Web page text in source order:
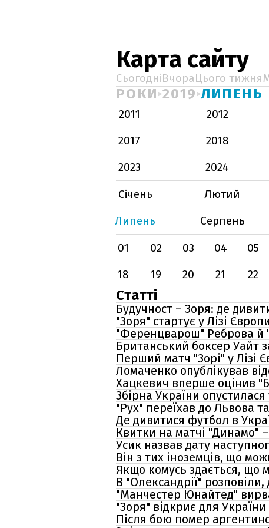
Карта сайту
СьогодніВчораЦього тижня
РОКИ 2019 ЛИПЕНЬ
2011 2012
2017
2018
2023
2024
Січень
Лютий
Липень
Серпень
01
02 03 04 05
18
19 20 21 22
Статті
Будучност – Зоря: де
"Зоря" стартує у Лізі
"Ференцварош" Реброва й
Британський боксер Уайт
Перший матч "Зорі" у Лізі
Ломаченко опублікував
Хацкевич вперше оцінив
Збірна України
"Рух" переїхав до Львова
Де дивитися футбол в
Квитки на матчі "Динамо"
Усик назвав дату
Він з тих іноземців, що
Якщо комусь здається, що
В "Олександрії"
"Манчестер Юнайтед"
"Зоря" відкриє для
Після бою помер